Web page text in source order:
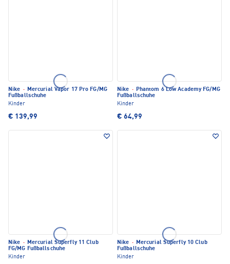
Nike · Mercurial Vapor 17 Pro FG/MG
Fußballschuhe
Kinder
€ 139,99
Nike · Phantom 6 Low Academy FG/MG
Fußballschuhe
Kinder
€ 64,99
Nike · Mercurial Superfly 11 Club
FG/MG Fußballschuhe
Kinder
Nike · Mercurial Superfly 10 Club
Fußballschuhe
Kinder